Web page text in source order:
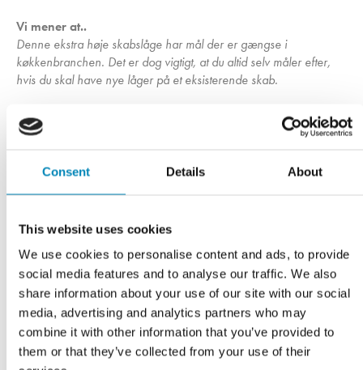
Consent Details About
This website uses cookies
We use cookies to personalise content and ads, to provide
social media features and to analyse our traffic. We also
share information about your use of our site with our social
media, advertising and analytics partners who may
combine it with other information that you’ve provided to
them or that they’ve collected from your use of their
Vi mener at..
Denne ekstra høje skabslåge har mål der er gængse i
køkkenbranchen. Det er dog vigtigt, at du altid selv måler efter,
hvis du skal have nye låger på et eksisterende skab.
Du kan med fordel vælge at tilkøbe lågedæmpere, enten som
hængsler med integreret lågedæmper eller ved at købe
lågen ikke, når du lukker den.
ønsker greb på din låge, kan vores boreskabelon til greb være
dig til en stor hjælp. Den gør det hurtigt og nemt montere dine
greb, hvor du ønsker.
Har du husket?